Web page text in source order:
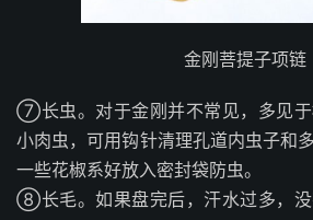
金刚菩提子项链
⑦长虫。对于金刚并不常见，多见
小肉虫，可用钩针清理孔道内虫子和
一些花椒系好放入密封袋防虫。
⑧长毛。如果盘完后，汗水过多，